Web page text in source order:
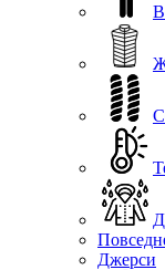
Джерси